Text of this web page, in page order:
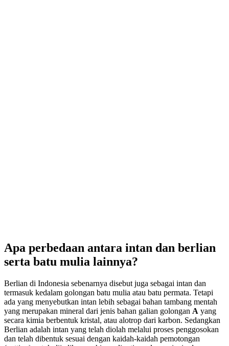
Apa perbedaan antara intan dan berlian
serta batu mulia lainnya?
Berlian di Indonesia sebenarnya disebut juga sebagai intan dan
termasuk kedalam golongan batu mulia atau batu permata. Tetapi
ada yang menyebutkan intan lebih sebagai bahan tambang mentah
yang merupakan mineral dari jenis bahan galian golongan A yang
secara kimia berbentuk kristal, atau alotrop dari karbon. Sedangkan
Berlian adalah intan yang telah diolah melalui proses penggosokan
dan telah dibentuk sesuai dengan kaidah-kaidah pemotongan